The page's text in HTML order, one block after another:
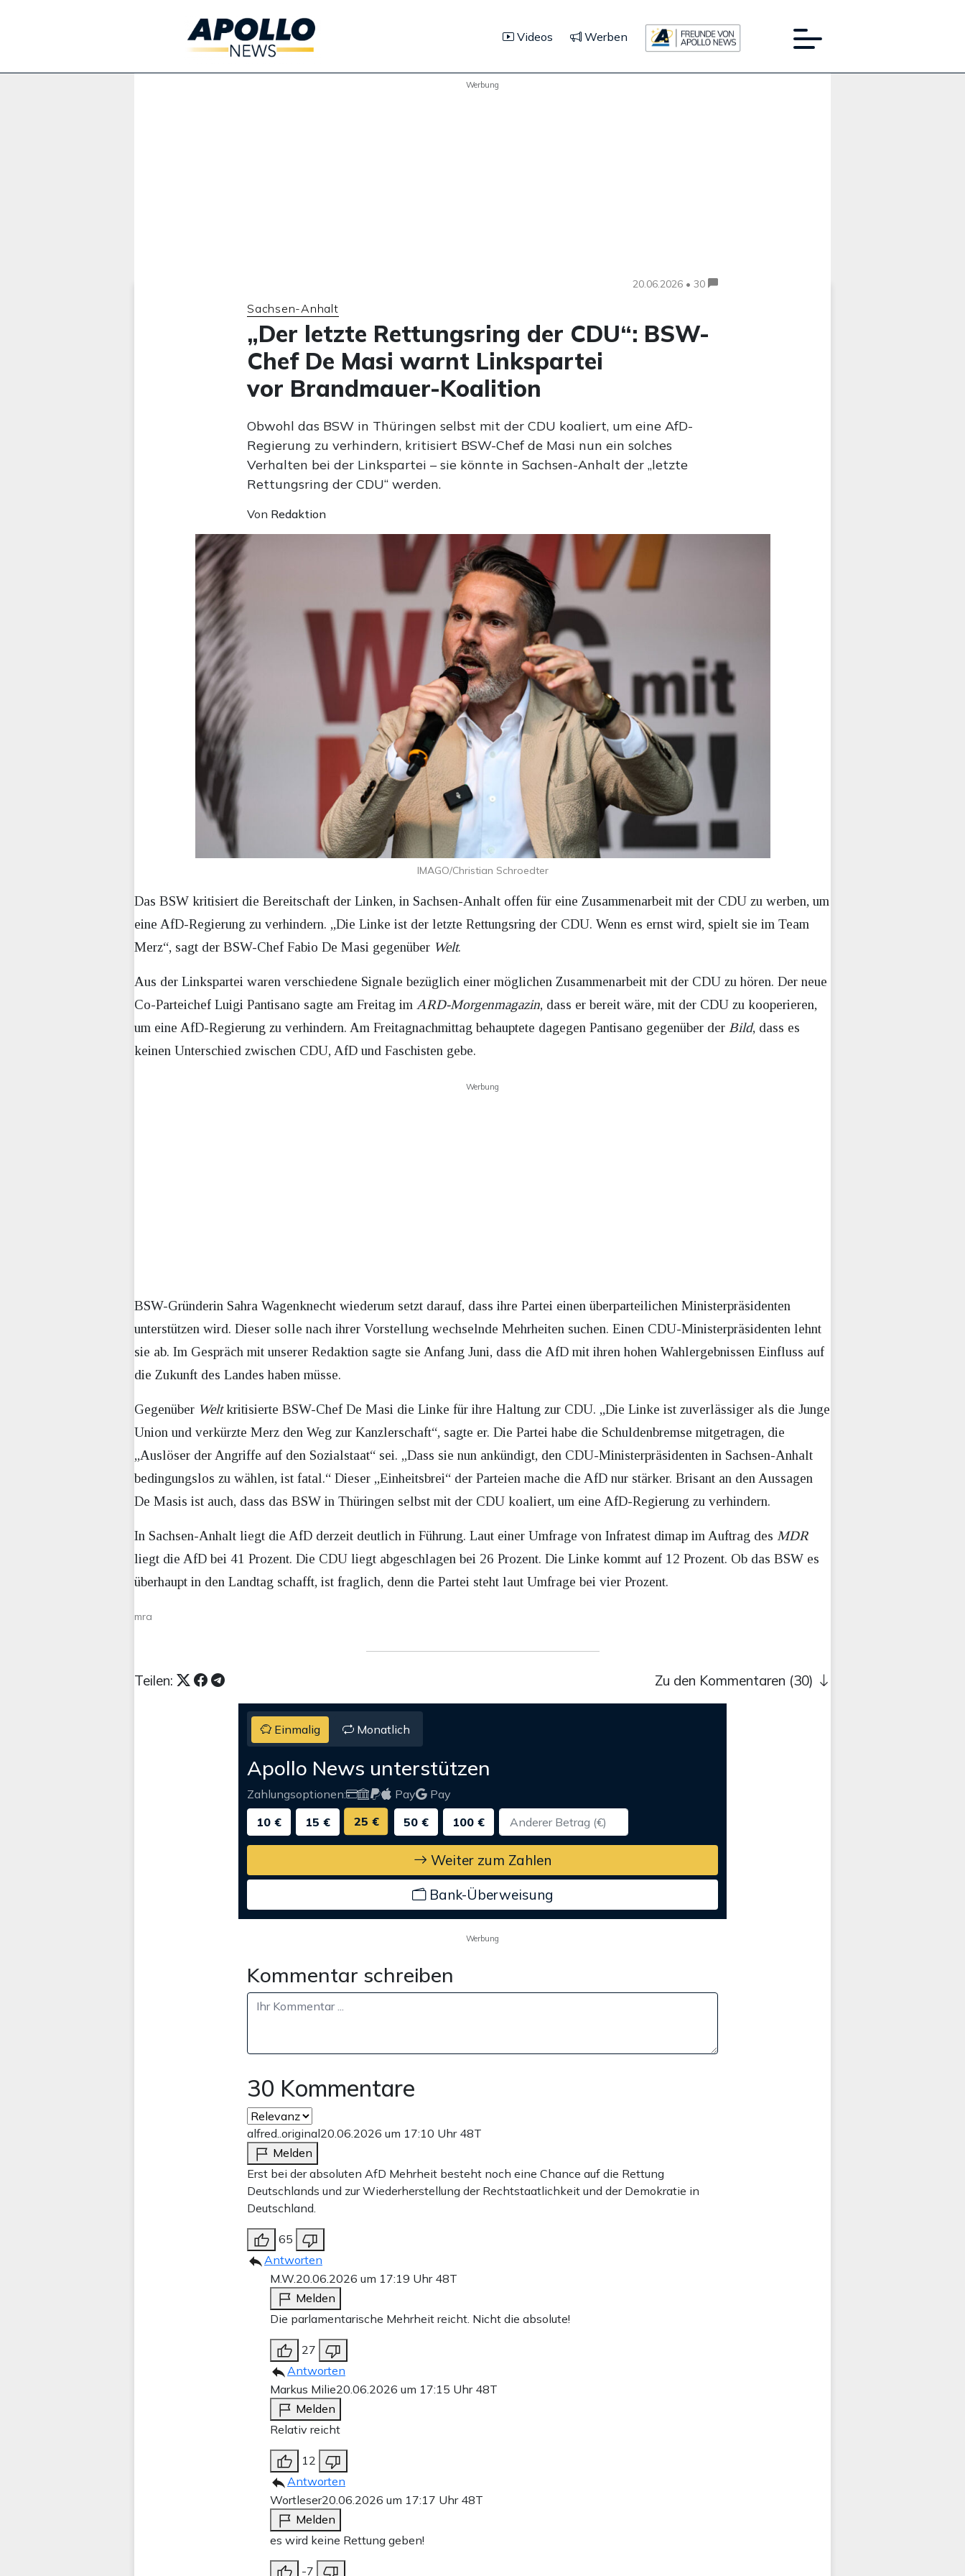
Videos Werben
Werbung
20.06.2026 • 30
Sachsen-Anhalt
„Der letzte Rettungsring der CDU“: BSW-
Chef De Masi warnt Linkspartei
vor Brandmauer-Koalition
Obwohl das BSW in Thüringen selbst mit der CDU koaliert, um eine AfD-
Regierung zu verhindern, kritisiert BSW-Chef de Masi nun ein solches
Verhalten bei der Linkspartei – sie könnte in Sachsen-Anhalt der „letzte
Rettungsring der CDU“ werden.
Von Redaktion
IMAGO/Christian Schroedter
Das BSW kritisiert die Bereitschaft der Linken, in Sachsen-Anhalt offen für eine Zusammenarbeit mit der CDU zu werben, um
eine AfD-Regierung zu verhindern. „Die Linke ist der letzte Rettungsring der CDU. Wenn es ernst wird, spielt sie im Team
Merz“, sagt der BSW-Chef Fabio De Masi gegenüber Welt.
Aus der Linkspartei waren verschiedene Signale bezüglich einer möglichen Zusammenarbeit mit der CDU zu hören. Der neue
Co-Parteichef Luigi Pantisano sagte am Freitag im ARD-Morgenmagazin, dass er bereit wäre, mit der CDU zu kooperieren,
um eine AfD-Regierung zu verhindern. Am Freitagnachmittag behauptete dagegen Pantisano gegenüber der Bild, dass es
keinen Unterschied zwischen CDU, AfD und Faschisten gebe.
Werbung
BSW-Gründerin Sahra Wagenknecht wiederum setzt darauf, dass ihre Partei einen überparteilichen Ministerpräsidenten
unterstützen wird. Dieser solle nach ihrer Vorstellung wechselnde Mehrheiten suchen. Einen CDU-Ministerpräsidenten lehnt
sie ab. Im Gespräch mit unserer Redaktion sagte sie Anfang Juni, dass die AfD mit ihren hohen Wahlergebnissen Einfluss auf
die Zukunft des Landes haben müsse.
Gegenüber Weltkritisierte BSW-Chef De Masi die Linke für ihre Haltung zur CDU. „Die Linke ist zuverlässiger als die Junge
Union und verkürzte Merz den Weg zur Kanzlerschaft“, sagte er. Die Partei habe die Schuldenbremse mitgetragen, die
„Auslöser der Angriffe auf den Sozialstaat“ sei. „Dass sie nun ankündigt, den CDU-Ministerpräsidenten in Sachsen-Anhalt
bedingungslos zu wählen, ist fatal.“ Dieser „Einheitsbrei“ der Parteien mache die AfD nur stärker. Brisant an den Aussagen
De Masis ist auch, dass das BSW in Thüringen selbst mit der CDU koaliert, um eine AfD-Regierung zu verhindern.
In Sachsen-Anhalt liegt die AfD derzeit deutlich in Führung. Laut einer Umfrage von Infratest dimap im Auftrag des MDR
liegt die AfD bei 41 Prozent. Die CDU liegt abgeschlagen bei 26 Prozent. Die Linke kommt auf 12 Prozent. Ob das BSW es
überhaupt in den Landtag schafft, ist fraglich, denn die Partei steht laut Umfrage bei vier Prozent.
mra
Teilen: Zu den Kommentaren (30)
Einmalig Monatlich
Apollo News unterstützen
Zahlungsoptionen: Pay
Pay
10 €
15 € 25 € 50 € 100 €
Weiter zum Zahlen
Bank-Überweisung
Werbung
Kommentar schreiben
30 Kommentare
alfred..original20.06.2026 um 17:10 Uhr 48T
Melden
Erst bei der absoluten AfD Mehrheit besteht noch eine Chance auf die Rettung
Deutschlands und zur Wiederherstellung der Rechtstaatlichkeit und der Demokratie in
Deutschland.
65
Antworten
M.W. 20.06.2026 um 17:19 Uhr 48T
Melden
Die parlamentarische Mehrheit reicht. Nicht die absolute!
27
Antworten
Markus Milie20.06.2026 um 17:15 Uhr 48T
Melden
Relativ reicht
12
Antworten
Wortleser20.06.2026 um 17:17 Uhr 48T
Melden
es wird keine Rettung geben!
-7